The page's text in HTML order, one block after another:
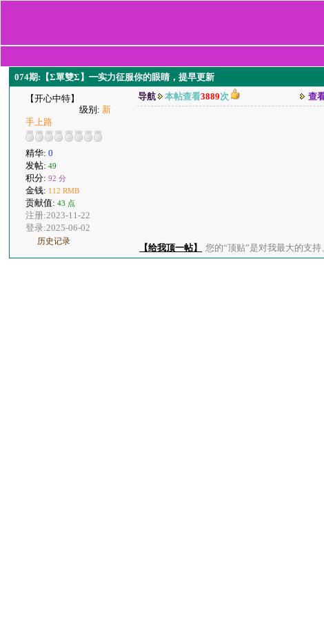
074期:【Σ單雙Σ】━实力征服你的眼睛，提早更新
【开心中特】
级别: 新
手上路
精华:0
发帖:49
积分:92 分
金钱: 112 RMB
贡献值:43 点
注册:2023-11-22
登录:2025-06-02
历史记录
导航 本帖查看3889次 查
【给我顶一帖】 您的“顶贴”是对我最大的支